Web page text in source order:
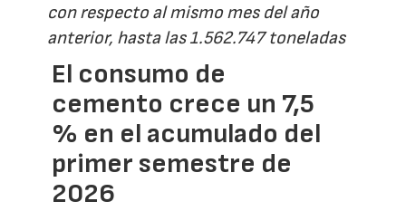
con respecto al mismo mes del año
anterior, hasta las 1.562.747 toneladas
El consumo de
cemento crece un 7,5
% en el acumulado del
primer semestre de
2026